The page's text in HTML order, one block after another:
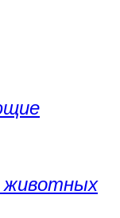
животных